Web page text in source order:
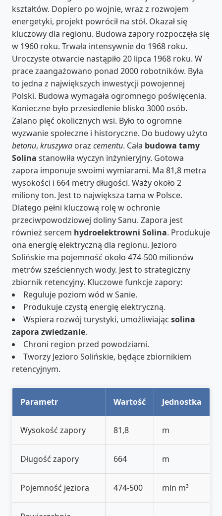
kształtów. Dopiero po wojnie, wraz z rozwojem
energetyki, projekt powrócił na stół. Okazał się
kluczowy dla regionu. Budowa zapory rozpoczęła się
w 1960 roku. Trwała intensywnie do 1968 roku.
Uroczyste otwarcie nastąpiło 20 lipca 1968 roku. W
prace zaangażowano ponad 2000 robotników. Była
to jedna z największych inwestycji powojennej
Polski. Budowa wymagała ogromnego poświęcenia.
Konieczne było przesiedlenie blisko 3000 osób.
Zalano pięć okolicznych wsi. Było to ogromne
wyzwanie społeczne i historyczne. Do budowy użyto
betonu, kruszywa oraz cementu. Cała budowa tamy
Solina stanowiła wyczyn inżynieryjny. Gotowa
zapora imponuje swoimi wymiarami. Ma 81,8 metra
wysokości i 664 metry długości. Waży około 2
miliony ton. Jest to największa tama w Polsce.
Dlatego pełni kluczową rolę w ochronie
przeciwpowodziowej doliny Sanu. Zapora jest
również sercem hydroelektrowni Solina. Produkuje
ona energię elektryczną dla regionu. Jezioro
Solińskie ma pojemność około 474-500 milionów
metrów sześciennych wody. Jest to strategiczny
zbiornik retencyjny. Kluczowe funkcje zapory:
Reguluje poziom wód w Sanie.
Produkuje czystą energię elektryczną.
Wspiera rozwój turystyki, umożliwiając solina
zapora zwiedzanie.
Chroni region przed powodziami.
Tworzy Jezioro Solińskie, będące zbiornikiem
retencyjnym.
Parametr Wartość Jednostka
Wysokość zapory 81,8 m
Długość zapory 664 m
Pojemność jeziora 474-500 mln m³